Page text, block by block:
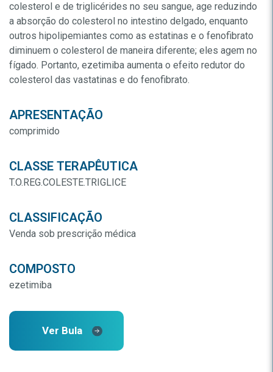
colesterol e de triglicérides no seu sangue, age reduzindo
a absorção do colesterol no intestino delgado, enquanto
outros hipolipemiantes como as estatinas e o fenofibrato
diminuem o colesterol de maneira diferente; eles agem no
fígado. Portanto, ezetimiba aumenta o efeito redutor do
colesterol das vastatinas e do fenofibrato.
APRESENTAÇÃO
comprimido
CLASSE TERAPÊUTICA
T.O.REG.COLESTE.TRIGLICE
CLASSIFICAÇÃO
Venda sob prescrição médica
COMPOSTO
ezetimiba
Ver Bula